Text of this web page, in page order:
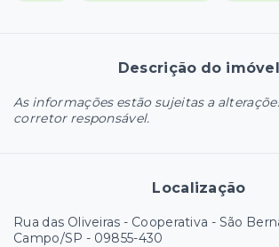
Descrição do imóvel
As informações estão sujeitas a
corretor responsável.
Localização
Rua das Oliveiras - Cooperativa - São
Campo/SP - 09855-430